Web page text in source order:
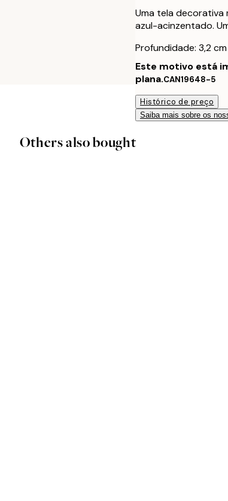
Uma tela
azul-acinzentado.
Profundidade: 3,2 cm
Este motivo está
plana.CAN19648-5
Histórico de preço
Saiba mais sobre os
Others also bought